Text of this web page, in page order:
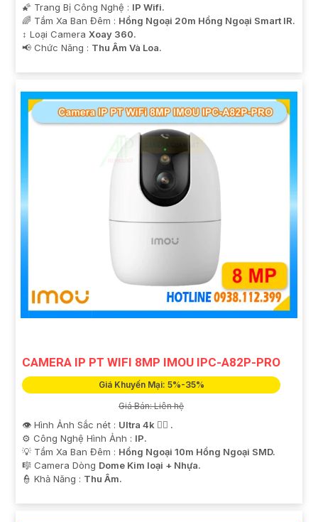
🌠 Trang Bị Công Nghệ : IP Wifi.
🌈 Tầm Xa Ban Đêm : Hồng Ngoại 20m Hồng Ngoại Smart IR.
↕️ Loại Camera Xoay 360.
️📢 Chức Năng : Thu Âm Và Loa.
CAMERA IP PT WIFI 8MP IMOU IPC-A82P-PRO
Giá Khuyến Mại: 5%-35%
Giá Bán: Liên hệ
👁 Hình Ảnh Sắc nét : Ultra 4k 👍🏾 .
⚙ Công Nghệ Hình Ảnh : IP.
💡 Tầm Xa Ban Đêm : Hồng Ngoại 10m Hồng Ngoại SMD.
🎼️ Camera Dòng Dome Kim loại + Nhựa.
️👮 Khả Năng : Thu Âm.